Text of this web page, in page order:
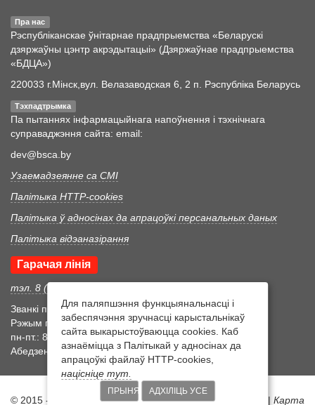
Пра нас
Рэспубліканскае ўнітарнае прадпрыемства «Беларускі
дзяржаўны цэнтр акрэдытацыі» (Дзяржаўнае прадпрыемства
«БДЦА»)
220033 г.Мінск,вул. Велазаводская 6, 2 п. Рэспубліка Беларусь
Тэхпадтрымка
Па пытаннях інфармацыйнага напоўнення і тэхнічнага
суправаджэння сайта: email:
dev@bsca.by
Узаемадзеянне са СМІ
Палітыка HTTP-cookies
Палітыка ў адносінах да апрацоўкі персанальных даных
Палітыка відэаназірання
Гарачая лінія
тэл. 8 (017) 352 46 05
Званкі прымаюцца ў працоўны час
Рэжым працоўнага часу
пн-пт.: 8:30-17:15
Абедзенны перапынак 12:00-12:45
© 2015 - 2026 Беларускi дзяржаўны цэнтр акрэдытацыi | Карта
Для паляпшэння функцыянальнасці і
забеспячэння зручнасці карыстальнікаў
сайта выкарыстоўваюцца cookies. Каб
азнаёміцца з Палітыкай у адносінах да
апрацоўкі файлаў HTTP-cookies,
націсніце тут.
ПРЫНЯЦЬАДХІЛІЦЬ УСЕ